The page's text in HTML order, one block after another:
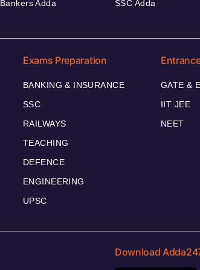
Bankers Adda
SSC Adda
Exams Preparation
BANKING & INSURANCE
SSC
RAILWAYS
TEACHING
DEFENCE
ENGINEERING
UPSC
GATE &
IIT JEE
NEET
Download